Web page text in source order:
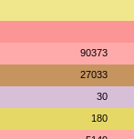
90373
27033
30
180